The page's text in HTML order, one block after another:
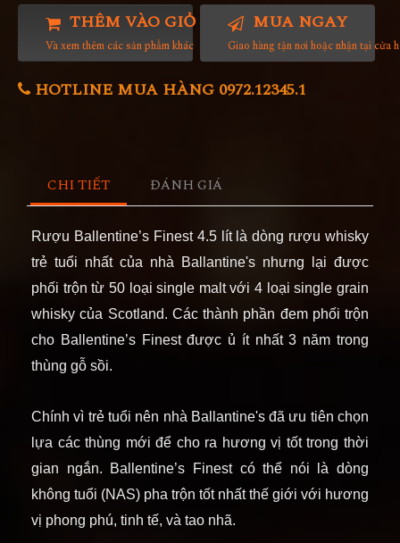
THÊM VÀO GIỎ HÀNG
Và xem thêm các sản phẩm khác
MUA NGAY
Giao hàng tận nơi hoặc nhận tại cửa
HOTLINE MUA HÀNG 0972.12345.1
CHI TIẾT ĐÁNH GIÁ
Rượu Ballentine’s Finest 4.5lít là dòng rượu whisky
trẻ tuổi nhất của nhà Ballantine's nhưng lại được
phối trộn từ 50 loại single malt với 4 loại single grain
whisky của Scotland. Các thành phần đem phối trộn
cho Ballentine’s Finest được ủ ít nhất 3 năm trong
thùng gỗ sồi.
Chính vì trẻ tuổi nên nhà Ballantine's đã ưu tiên chọn
lựa các thùng mới để cho ra hương vị tốt trong thời
gian ngắn. Ballentine’s Finest có thể nói là dòng
không tuổi (NAS) pha trộn tốt nhất thế giới với hương
vị phong phú, tinh tế, và tao nhã.